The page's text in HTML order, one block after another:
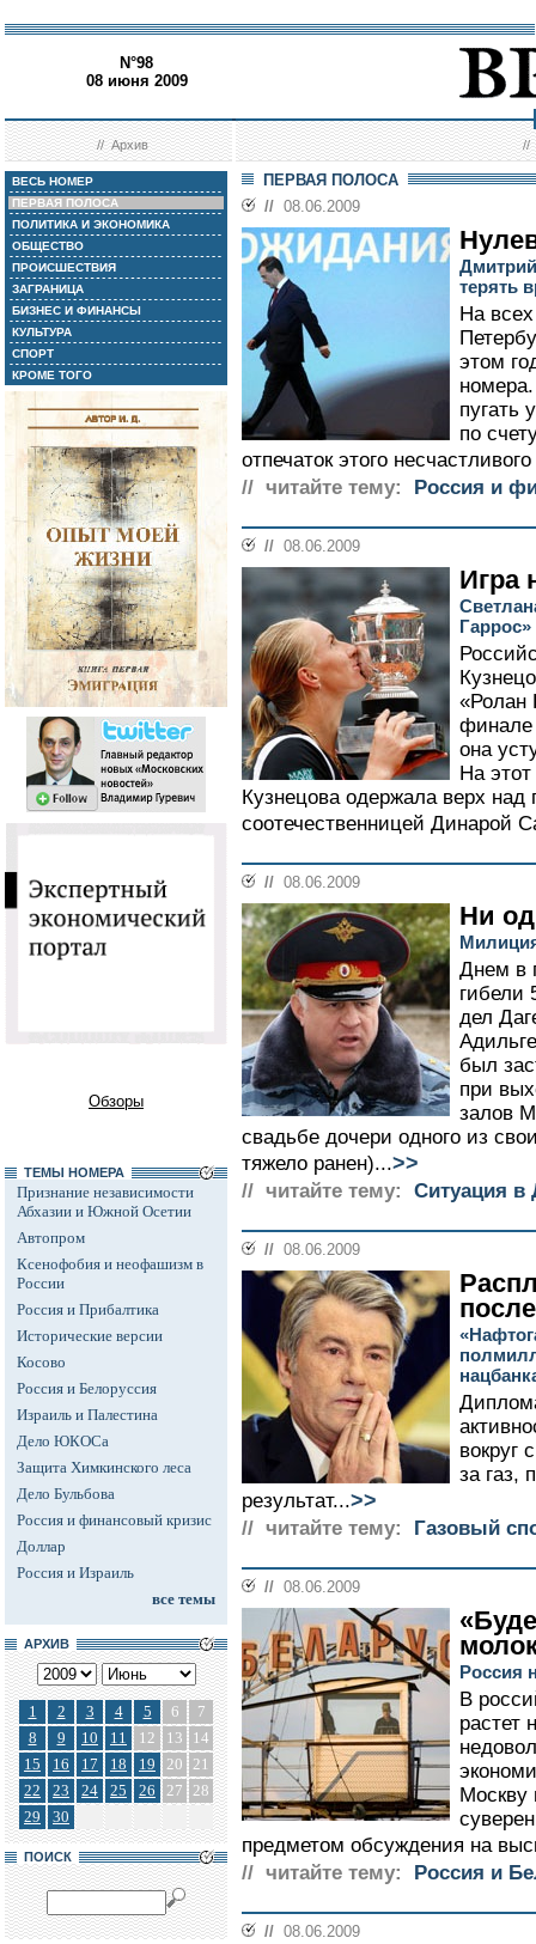
N°98
08 июня 2009
//Архив //
ВЕСЬ НОМЕР
ПЕРВАЯ ПОЛОСА
ПОЛИТИКА И ЭКОНОМИКА
ОБЩЕСТВО
ПРОИСШЕСТВИЯ
ЗАГРАНИЦА
БИЗНЕС И ФИНАНСЫ
КУЛЬТУРА
СПОРТ
КРОМЕ ТОГО
Обзоры
ТЕМЫ НОМЕРА
Признание независимости
Абхазии и Южной Осетии
Автопром
Ксенофобия и неофашизм в
России
Россия и Прибалтика
Исторические версии
Косово
Россия и Белоруссия
Израиль и Палестина
Дело ЮКОСа
Защита Химкинского леса
Дело Бульбова
Россия и финансовый кризис
Доллар
Россия и Израиль
все темы
АРХИВ
1 2 3 4 5 6
7
8
9 10 11 12 13
14
15
16 17 18 19 20 21
22
23 24 25 26 27 28
29
30
ПОИСК
ПЕРВАЯ ПОЛОСА
// 08.06.2009
терять
На
этом
пугать
по
отпечаток этого
// читайте тему:
Россия и
// 08.06.2009
Игра
Гаррос»
«Ролан
финале
она
На
Кузнецова одержала верх над
соотечественницей Динарой
// 08.06.2009
Ни
Днем в
гибели
дел
был
при
залов
свадьбе дочери одного из
тяжело ранен)...>>
// читайте тему: Ситуация в
// 08.06.2009
вокруг
за газ,
результат...>>
// читайте тему: Газовый
// 08.06.2009
Россия
В
растет
Москву
предметом обсуждения на
// читайте тему:
Россия и
// 08.06.2009